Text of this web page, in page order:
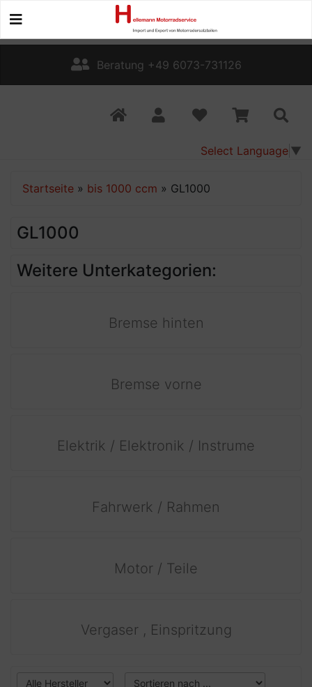
Beratung +49 6073-731126
Select Language ▼
Startseite » bis 1000 ccm » GL1000
GL1000
Weitere Unterkategorien:
Bremse hinten
Bremse vorne
Elektrik / Elektronik / Instrume
Fahrwerk / Rahmen
Motor / Teile
Vergaser , Einspritzung